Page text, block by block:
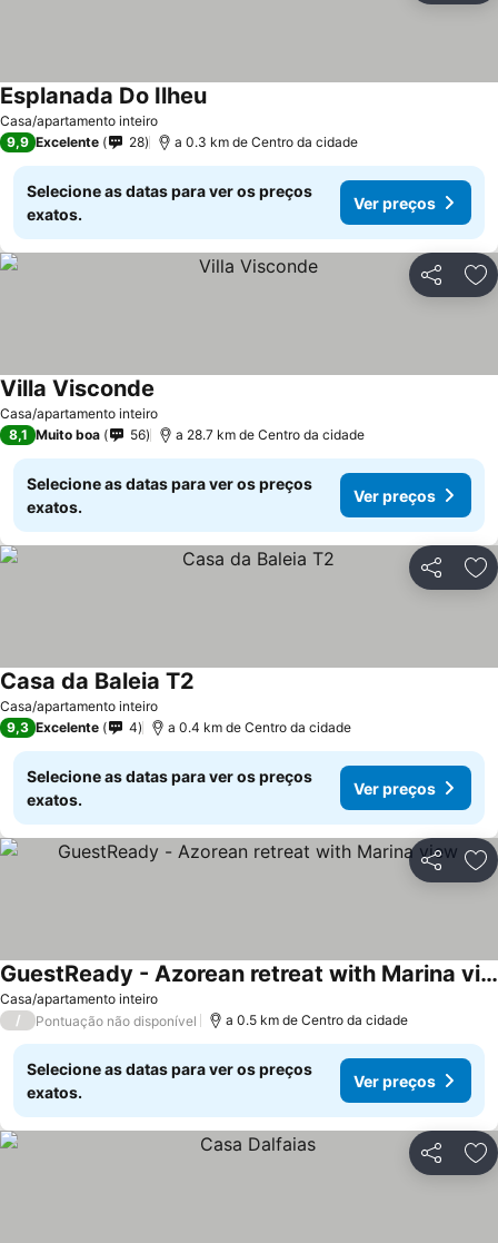
Casa/apartamento inteiro
Esplanada Do Ilheu
9,9 Excelente 28 a 0.3 km de Centro da cidade
Selecione as datas para ver os preços
exatos.
Ver preços
Partilhar
Casa/apartamento inteiro
Villa Visconde
8,1 Muito boa 56 a 28.7 km de Centro da cidade
Selecione as datas para ver os preços
exatos.
Ver preços
Partilhar
Casa/apartamento inteiro
Casa da Baleia T2
9,3 Excelente 4 a 0.4 km de Centro da cidade
Selecione as datas para ver os preços
exatos.
Ver preços
Partilhar
Casa/apartamento inteiro
GuestReady - Azorean retreat with Marina view
/ Pontuação não disponível a 0.5 km de Centro da cidade
Selecione as datas para ver os preços
exatos.
Ver preços
Partilhar